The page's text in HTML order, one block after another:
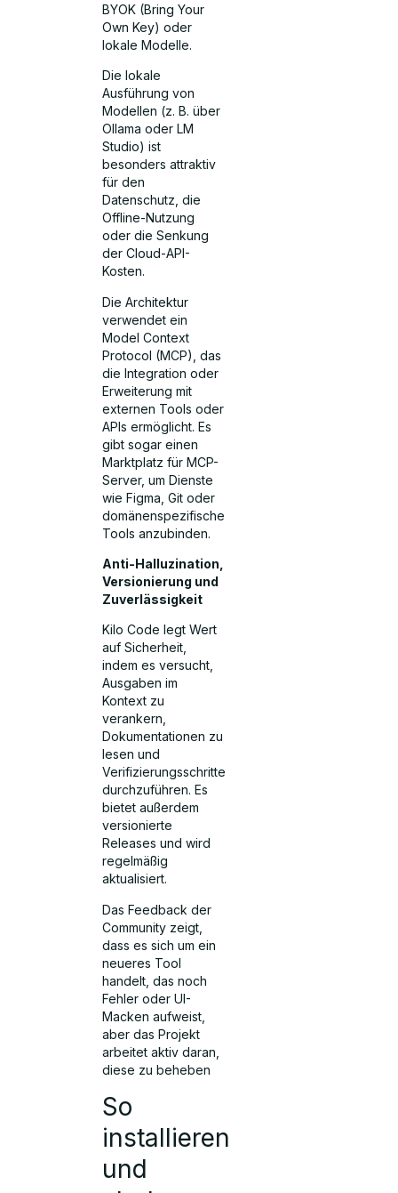
BYOK (Bring Your
Own Key) oder
lokale Modelle.
Die lokale
Ausführung von
Modellen (z. B. über
Ollama oder LM
Studio) ist
besonders attraktiv
für den
Datenschutz, die
Offline-Nutzung
oder die Senkung
der Cloud-API-
Kosten.
Die Architektur
verwendet ein
Model Context
Protocol (MCP), das
die Integration oder
Erweiterung mit
externen Tools oder
APIs ermöglicht. Es
gibt sogar einen
Marktplatz für MCP-
Server, um Dienste
wie Figma, Git oder
domänenspezifische
Tools anzubinden.
Anti-Halluzination,
Versionierung und
Zuverlässigkeit
Kilo Code legt Wert
auf Sicherheit,
indem es versucht,
Ausgaben im
Kontext zu
verankern,
Dokumentationen zu
lesen und
Verifizierungsschritte
durchzuführen. Es
bietet außerdem
versionierte
Releases und wird
regelmäßig
aktualisiert.
Das Feedback der
Community zeigt,
dass es sich um ein
neueres Tool
handelt, das noch
Fehler oder UI-
Macken aufweist,
aber das Projekt
arbeitet aktiv daran,
diese zu beheben
So
installieren
und